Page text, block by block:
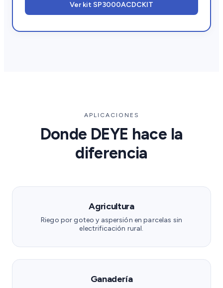
Ver kit SP3000ACDCKIT
APLICACIONES
Donde DEYE hace la
diferencia
Agricultura
Riego por goteo y aspersión en parcelas sin
electrificación rural.
Ganadería